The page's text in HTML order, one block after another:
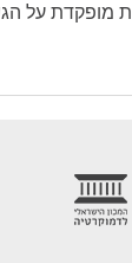
מופקדת על